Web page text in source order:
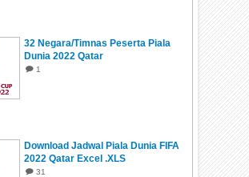
32 Negara/Timnas Peserta Piala
Dunia 2022 Qatar
1
Download Jadwal Piala Dunia FIFA
2022 Qatar Excel .XLS
31